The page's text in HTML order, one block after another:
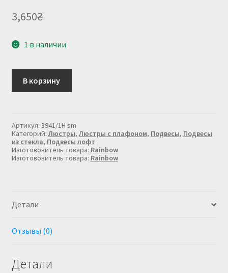
3,650₴
1 в наличии
товара
Подвес
стекла
3941/1H
SM
В корзину
Артикул: 3941/1H sm
Категорий: Люстры, Люстры с плафоном, Подвесы, Подвесы
из стекла, Подвесы лофт
Изготововитель товара: Rainbow
Изготововитель товара: Rainbow
Детали
Отзывы (0)
Детали